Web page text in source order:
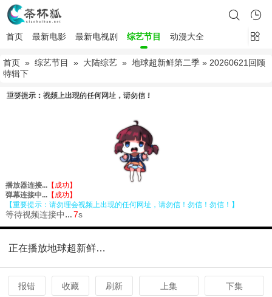
首页 最新电影 最新电视剧 综艺节目 动漫大全
首页 » 综艺节目 » 大陆综艺 » 地球超新鲜第二季 » 20260621回顾
特辑下
正在播放地球超新鲜第二季20260621回顾特辑下
报错 收藏 刷新 上集 下集